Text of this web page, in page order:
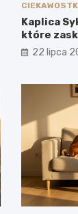
Kaplica
które
22 lipca